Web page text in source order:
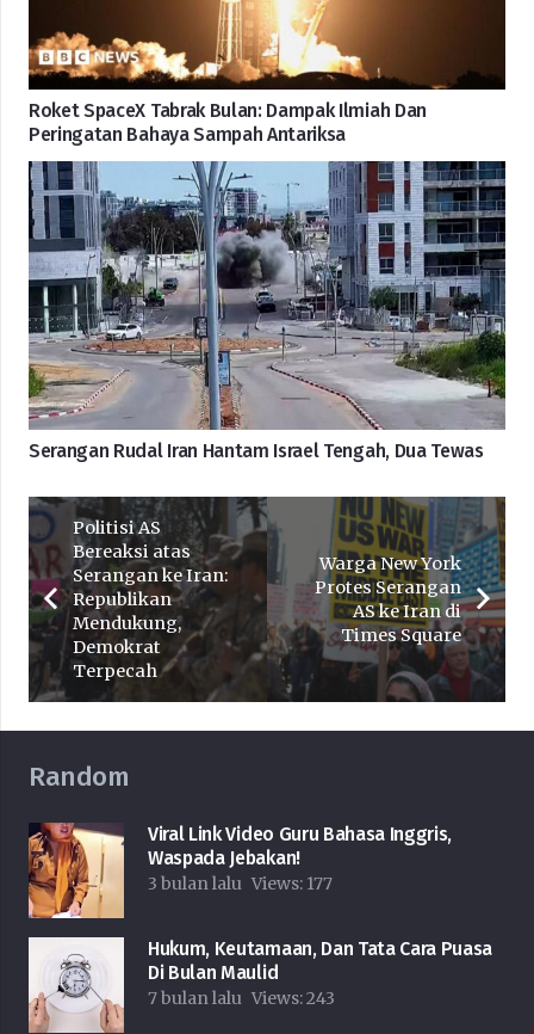
Roket SpaceX Tabrak Bulan: Dampak Ilmiah Dan
Peringatan Bahaya Sampah Antariksa
Serangan Rudal Iran Hantam Israel Tengah, Dua Tewas
Politisi AS
Bereaksi atas
Serangan ke Iran:
Republikan
Mendukung,
Demokrat
Terpecah
Warga New York
Protes Serangan
AS ke Iran di
Times Square
Random
Viral Link Video Guru Bahasa Inggris,
Waspada Jebakan!
3 bulan lalu Views: 177
Hukum, Keutamaan, Dan Tata Cara Puasa
Di Bulan Maulid
7 bulan lalu Views:243